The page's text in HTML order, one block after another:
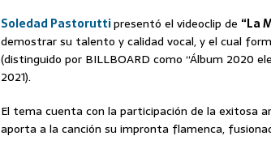
Soledad Pastoruttipresentó el videoclip de “La
demostrar su talento y calidad vocal, y el cual
(distinguido por BILLBOARD como “Álbum 2020
2021).
El tema cuenta con la participación de la exitosa
aporta a la canción su impronta flamenca,